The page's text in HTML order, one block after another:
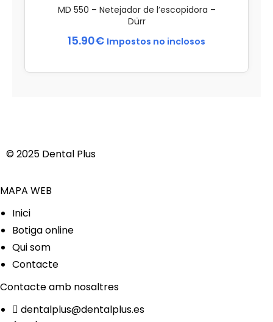
MD 550 – Netejador de l’escopidora –
Dürr
15.90€ Impostos no inclosos
© 2025 Dental Plus
MAPA WEB
Inici
Botiga online
Qui som
Contacte
Contacte amb nosaltres
dentalplus@dentalplus.es